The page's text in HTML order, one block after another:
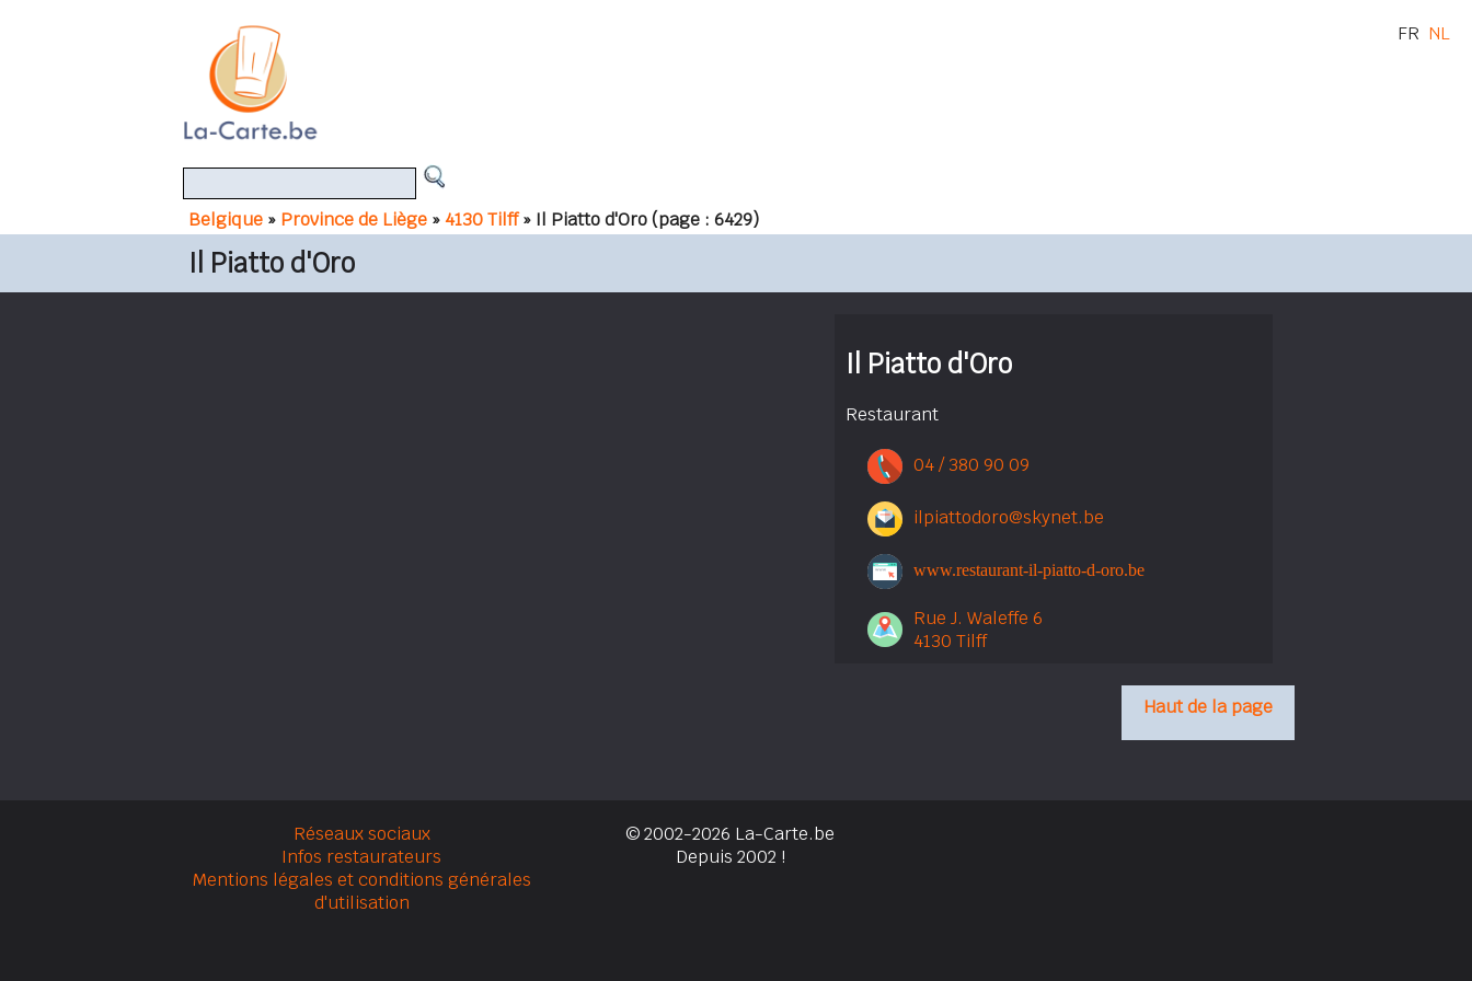
Belgique » Province de Liège »4130 Tilff » Il Piatto d'Oro(page : 6429)
FR NL
Il Piatto d'Oro
Il Piatto d'Oro
Restaurant
04 / 380 90 09
ilpiattodoro@skynet.be
www.restaurant-il-piatto-d-oro.be
Rue J. Waleffe 6
4130 Tilff
Haut de la page
Réseaux sociaux
Infos restaurateurs
Mentions légales et conditions générales
d'utilisation
© 2002-2026 La-Carte.be
Depuis 2002 !